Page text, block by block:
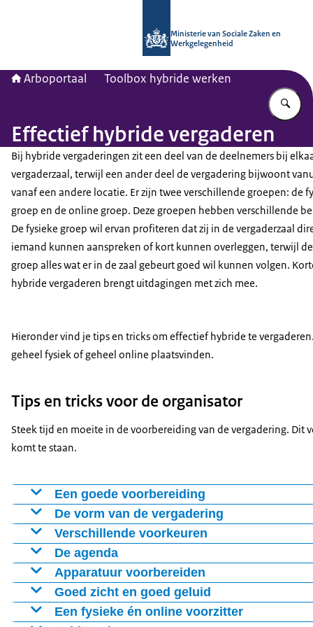
Ministerie van Sociale Zaken en
Werkgelegenheid
Arboportaal Toolbox hybride werken
Effectief hybride vergaderen
Bij hybride vergaderingen zit een deel van de deelnemers bij
vergaderzaal, terwijl een ander deel de vergadering bijwoont
vanaf een andere locatie. Er zijn twee verschillende groepen: de
groep en de online groep. Deze groepen hebben verschillende
De fysieke groep wil ervan profiteren dat zij in de vergaderzaal
iemand kunnen aanspreken of kort kunnen overleggen, terwijl
groep alles wat er in de zaal gebeurt goed wil kunnen volgen.
hybride vergaderen brengt uitdagingen met zich mee.
Hieronder vind je tips en tricks om effectief hybride te
geheel fysiek of geheel online plaatsvinden.
Tips en tricks voor de organisator
Steek tijd en moeite in de voorbereiding van de vergadering.
komt te staan.
Een goede voorbereiding
Steek tijd en moeite in de voorbereiding van de
problemen komt te staan.
De vorm van de vergadering
Bepaal vooraf in welke vorm de vergadering
deelnemers hoe jullie vergaderen en houd je aan de
specifieke faciliteiten en voorbereiding. Maak duidelijk
bijvoorbeeld tóch online aansluiten bij een fysieke
Verschillende voorkeuren
Streef naar gelijkwaardigheid tussen de fysieke groep
vergadering goed toe te passen zijn, of maak een
deelnemer heeft een persoonlijke voorkeur voor fysiek
wie fysiek aanwezig is en wie online aansluit. Zo kan het
De agenda
Leg de agenda vooraf vast en stuur deze voor de
aan te leveren. De deelnemers krijgen de kans om zich,
Apparatuur voorbereiden
Begin ruim van tevoren met de voorbereidingen. Sluit
Controleer of beeld en geluid goed werken.
Goed zicht en goed geluid
Zorg voor goede technische ondersteuning zodat
Een fysieke én online voorzitter